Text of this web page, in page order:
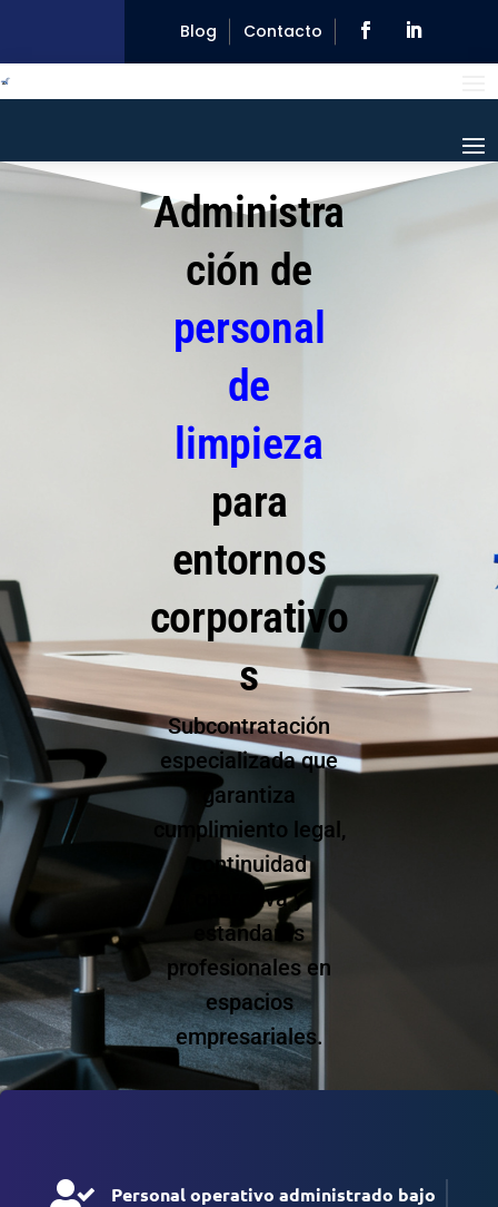
Blog Contacto
Administra
ción de
personal
de
limpieza
para
entornos
corporativo
s
Subcontratación
especializada que
garantiza
cumplimiento legal,
continuidad
operativa y
estándares
profesionales en
espacios
empresariales.

Personal operativo administrado bajo